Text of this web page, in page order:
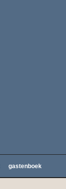
gastenboek